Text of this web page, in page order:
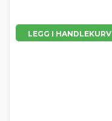
LEGG I HANDLEKURV